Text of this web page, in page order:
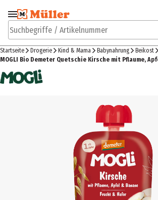
Zur Navigation
springen
Zum
Suchbegriffe / Artikelnummer
Startseite Drogerie Kind & Mama Babynahrung Beikost
MOGLI Bio Demeter Quetschie Kirsche mit Pflaume,